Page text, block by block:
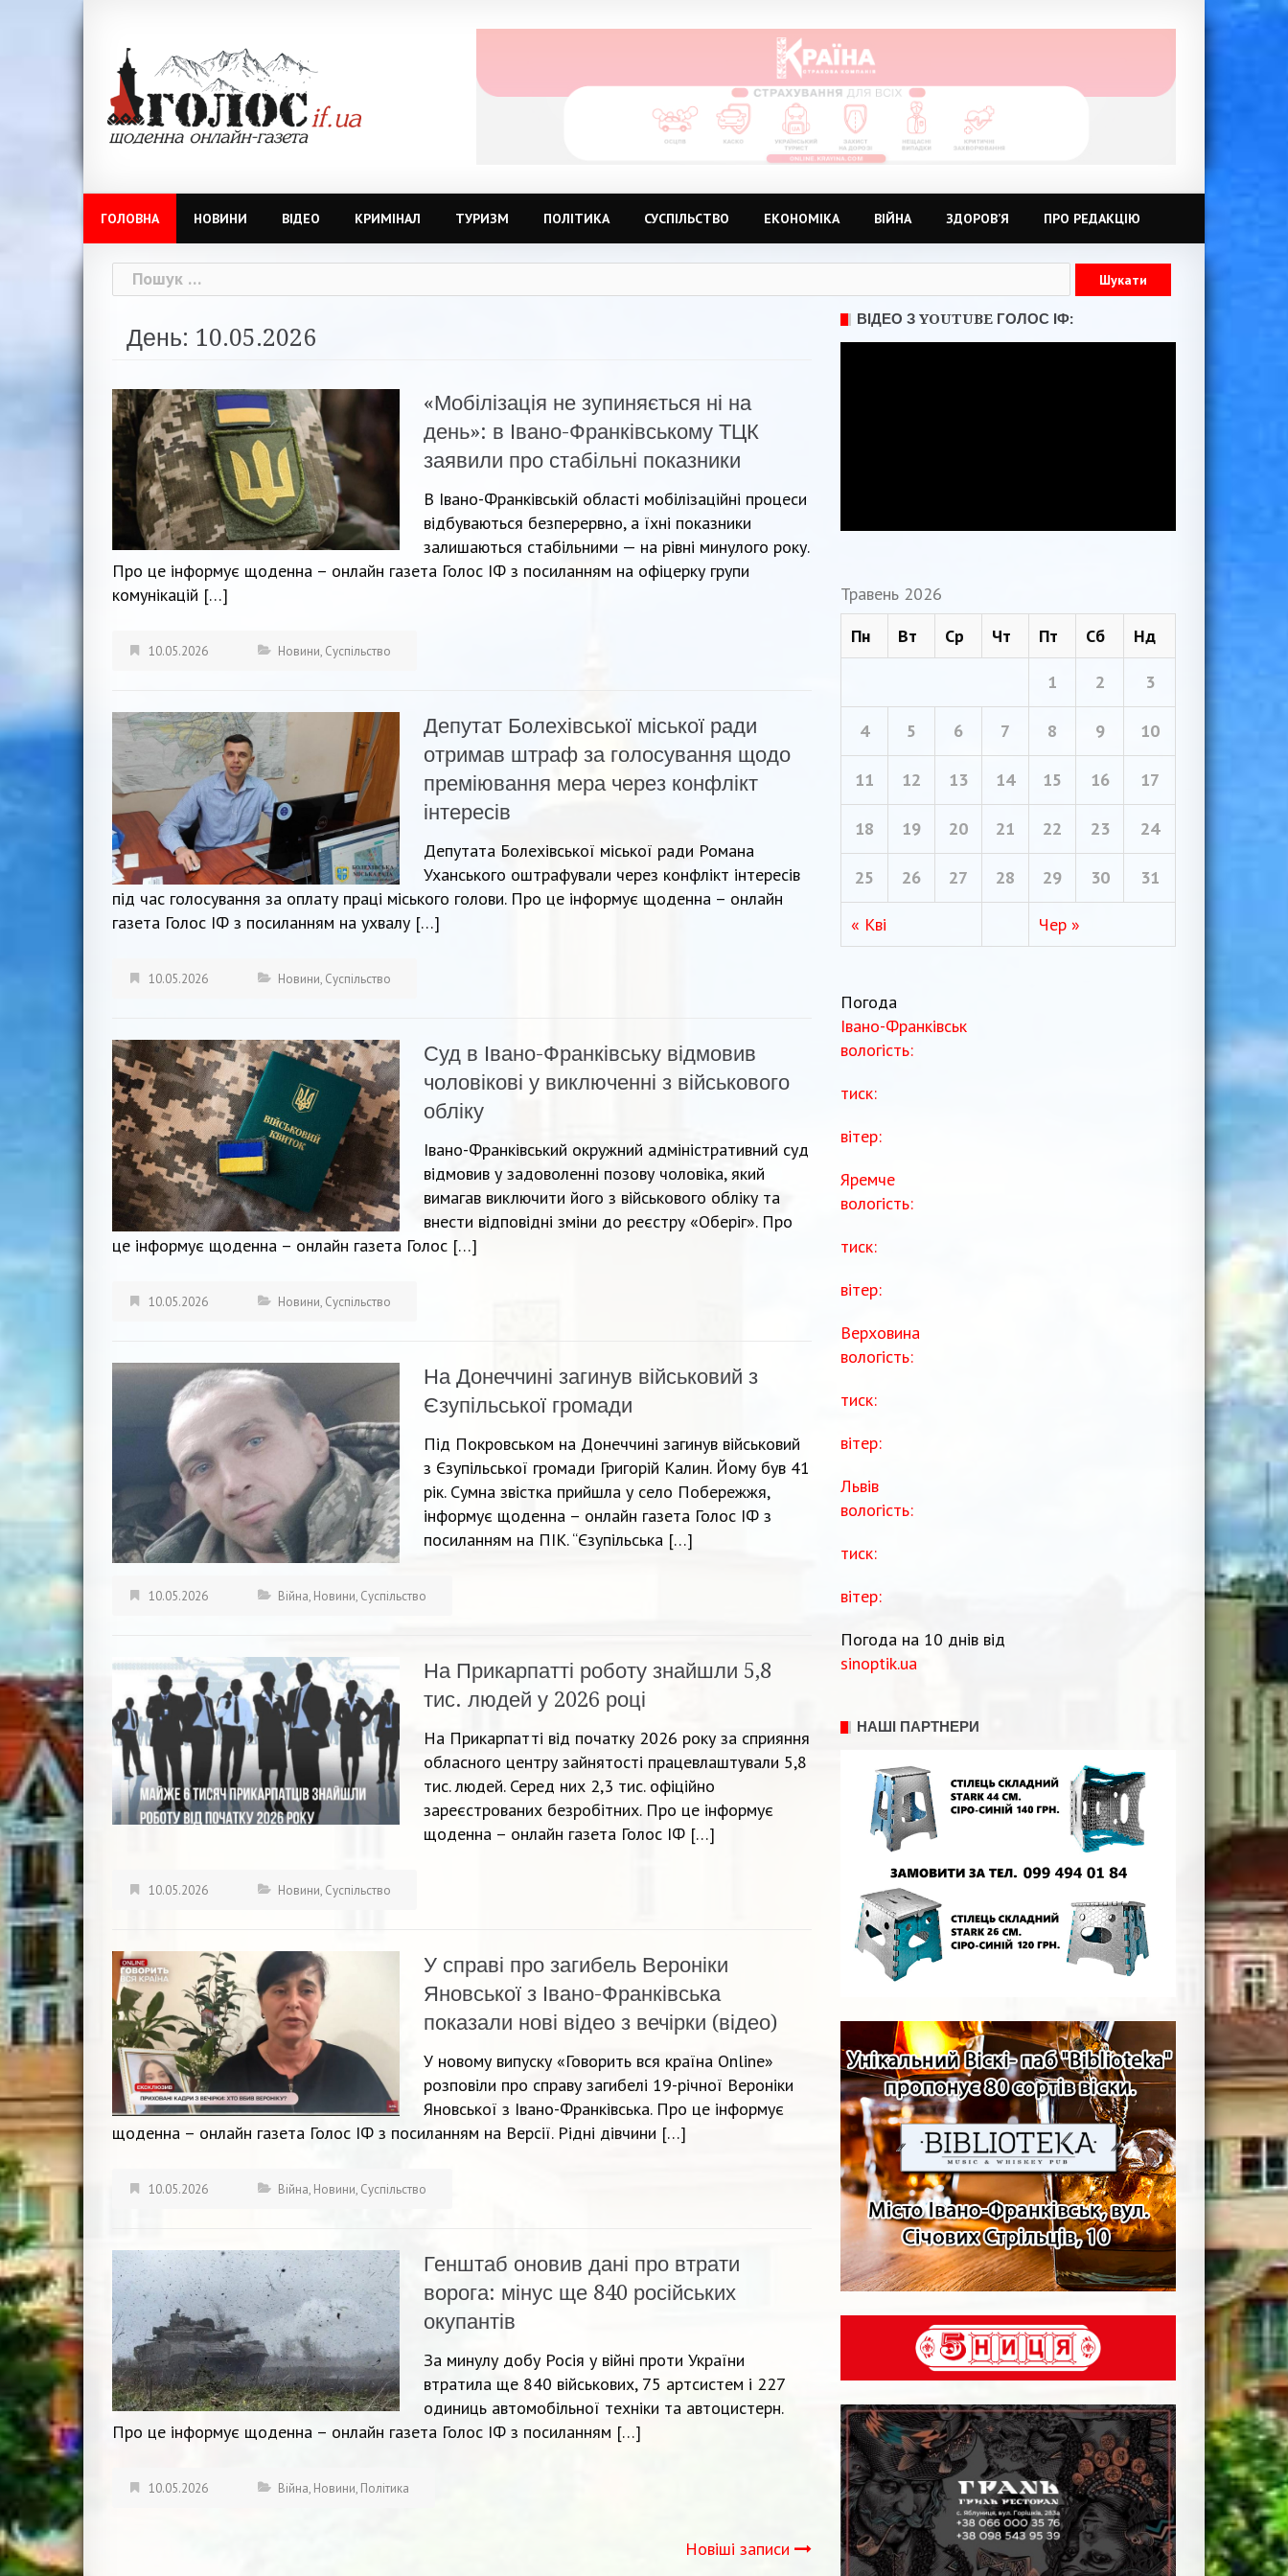
ГОЛОВНА НОВИНИ ВІДЕО КРИМІНАЛ ТУРИЗМ ПОЛІТИКА СУСПІЛЬСТВО ЕКОНОМІКА ВІЙНА ЗДОРОВ’Я ПРО РЕДАКЦІЮ
Пошук:
День: 10.05.2026
«Мобілізація не зупиняється ні на
день»: в Івано-Франківському ТЦК
заявили про стабільні показники
В Івано-Франківській області мобілізаційні процеси
відбуваються безперервно, а їхні показники
залишаються стабільними — на рівні минулого року.
Про це інформує щоденна – онлайн газета Голос ІФ з посиланням на офіцерку групи
комунікацій […]
10.05.2026 Новини, Суспільство
Депутат Болехівської міської ради
отримав штраф за голосування щодо
преміювання мера через конфлікт
інтересів
Депутата Болехівської міської ради Романа
Уханського оштрафували через конфлікт інтересів
під час голосування за оплату праці міського голови. Про це інформує щоденна – онлайн
газета Голос ІФ з посиланням на ухвалу […]
10.05.2026 Новини, Суспільство
Суд в Івано-Франківську відмовив
чоловікові у виключенні з військового
обліку
Івано-Франківський окружний адміністративний суд
відмовив у задоволенні позову чоловіка, який
вимагав виключити його з військового обліку та
внести відповідні зміни до реєстру «Оберіг». Про
це інформує щоденна – онлайн газета Голос […]
10.05.2026 Новини, Суспільство
На Донеччині загинув військовий з
Єзупільської громади
Під Покровськом на Донеччині загинув військовий
з Єзупільської громади Григорій Калин. Йому був 41
рік. Сумна звістка прийшла у село Побережжя,
інформує щоденна – онлайн газета Голос ІФ з
посиланням на ПІК. “Єзупільська […]
10.05.2026 Війна, Новини, Суспільство
На Прикарпатті роботу знайшли 5,8
тис. людей у 2026 році
На Прикарпатті від початку 2026 року за сприяння
обласного центру зайнятості працевлаштували 5,8
тис. людей. Серед них 2,3 тис. офіційно
зареєстрованих безробітних. Про це інформує
щоденна – онлайн газета Голос ІФ […]
10.05.2026 Новини, Суспільство
У справі про загибель Вероніки
Яновської з Івано-Франківська
показали нові відео з вечірки (відео)
У новому випуску «Говорить вся країна Online»
розповіли про справу загибелі 19-річної Вероніки
Яновської з Івано-Франківська. Про це інформує
щоденна – онлайн газета Голос ІФ з посиланням на Версії. Рідні дівчини […]
10.05.2026 Війна, Новини, Суспільство
Генштаб оновив дані про втрати
ворога: мінус ще 840 російських
окупантів
За минулу добу Росія у війні проти України
втратила ще 840 військових, 75 артсистем і 227
одиниць автомобільної техніки та автоцистерн.
Про це інформує щоденна – онлайн газета Голос ІФ з посиланням […]
10.05.2026 Війна, Новини, Політика
Новіші записи
ВІДЕО З YOUTUBE ГОЛОС ІФ:
Травень 2026
Пн
Вт Ср Чт Пт Сб Нд
« Кві Чер »
1 2 3
4 5 6 7 8 9 10
11 12 13 14 15 16 17
18 19 20 21 22 23 24
25 26 27 28 29 30 31
Погода
Івано-Франківськ
вологість:
тиск:
вітер:
Яремче
вологість:
тиск:
вітер:
Верховина
вологість:
тиск:
вітер:
Львів
вологість:
тиск:
вітер:
Погода на 10 днів від
sinoptik.ua
НАШІ ПАРТНЕРИ